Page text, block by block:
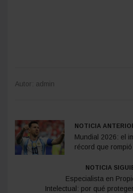
Autor: admin
NOTICIA
Mundial 2026: el
récord que
NOTICIA
Especialista en
Intelectual: por qué